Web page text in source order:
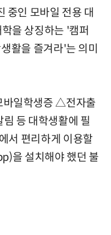
중인 모바일 전용 대
을 상징하는 '캠퍼
활을 즐겨라'는 의미
바일학생증 △전자출
등 대학생활에 필
서 편리하게 이용할
을 설치해야 했던 불